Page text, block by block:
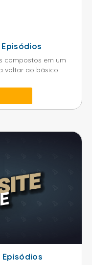
compostos em um
voltar ao básico.
Episódios